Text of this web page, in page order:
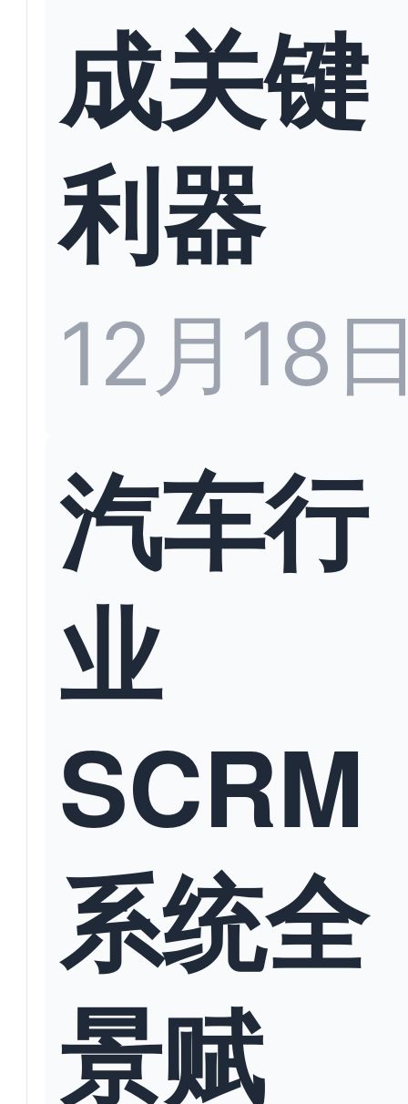
成关键
利器
12月18
汽车行
业
SCRM
系统全
景赋